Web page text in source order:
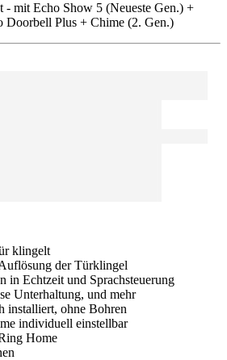
- mit Echo Show 5 (Neueste Gen.) +
Doorbell Plus + Chime (2. Gen.)
klingelt
der Türklingel
in Echtzeit und Sprachsteuerung
Unterhaltung, und mehr
installiert, ohne Bohren
individuell einstellbar
Home